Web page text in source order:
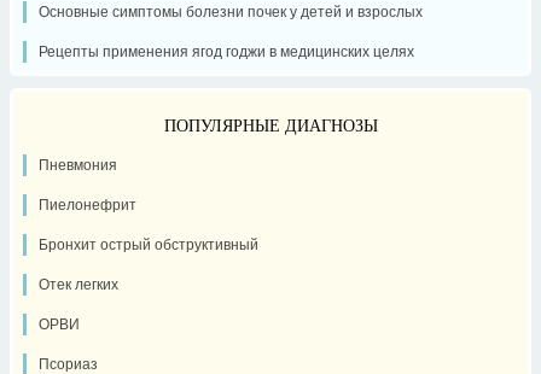
Основные симптомы болезни почек у детей и взрослых
Рецепты применения ягод годжи в медицинских целях
ПОПУЛЯРНЫЕ ДИАГНОЗЫ
Пневмония
Пиелонефрит
Бронхит острый обструктивный
Отек легких
ОРВИ
Псориаз